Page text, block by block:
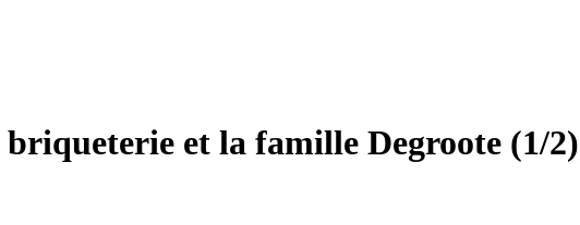
et la famille Degroote (1/2)